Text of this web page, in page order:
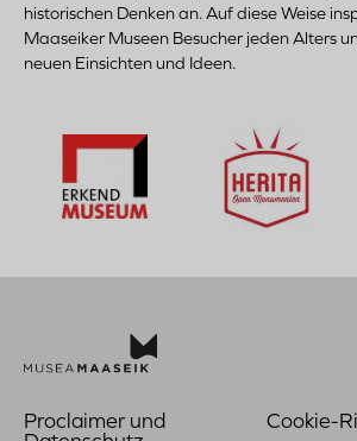
historischen Denken an. Auf diese Weise
Maaseiker Museen Besucher jeden Alters
neuen Einsichten und Ideen.
Erkend
Museum
website
Monumenten
Voet
Proclaimer und
Cookie-